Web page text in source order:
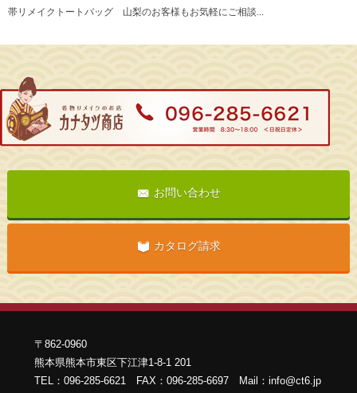
帯リメイクトートバッグ 山梨のお客様もお気軽にご相談...
お問い合わせ
カタログ請求
〒862-0960
熊本県熊本市東区下江津1-8-1 201
TEL：096-285-6621 FAX：096-285-6697 Mail：info@ct6.jp